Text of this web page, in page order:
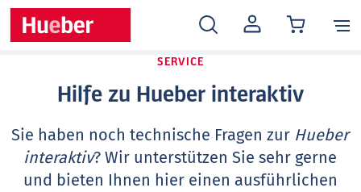
MEIN
KONTO
SERVICE
Hilfe zu Hueber interaktiv
Sie haben noch technische Fragen zur Hueber
interaktiv? Wir unterstützen Sie sehr gerne
und bieten Ihnen hier einen ausführlichen